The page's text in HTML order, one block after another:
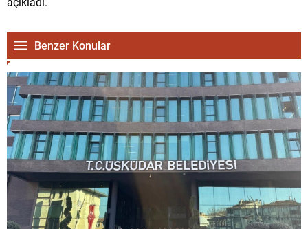
Benzer Konular